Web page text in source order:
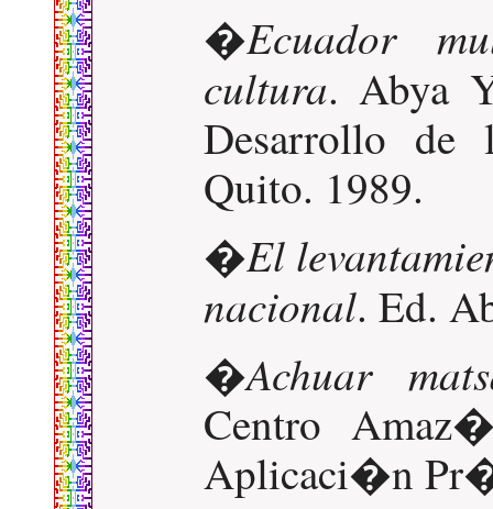
�Ecuador
cultura. Abya
Desarrollo de
Quito. 1989.
�El
nacional. Ed.
�Achuar
Centro
Aplicaci�n